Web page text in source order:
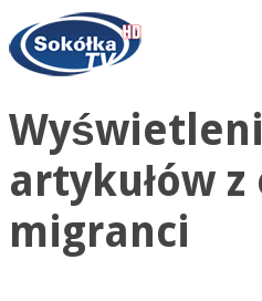
artykułów
migranci